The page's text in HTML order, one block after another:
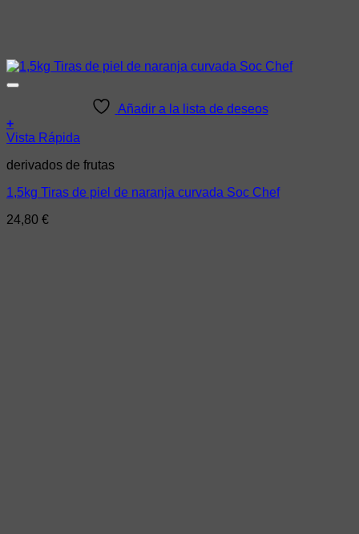
Añadir a la lista de deseos
+
Vista Rápida
derivados de frutas
1,5kg Tiras de piel de naranja curvada Soc Chef
24,80 €